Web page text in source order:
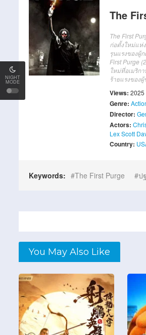
NIGHT
MODE
The
The First
ก่อตั้งใหม่แห่
รุนแรงของผู้
First Purge
ใหม่ที่อเมริก
ร้ายแรงของ
Views: 2025
Genre:
Director:
Actors:
Lex Scott
Country:
Keywords: The First Purge ป
You May Also Like